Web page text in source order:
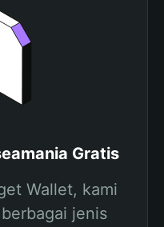
Gratis
Wallet, kami
jenis